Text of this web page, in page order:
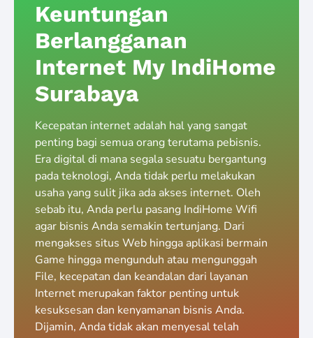
Keuntungan
Berlangganan
Internet My IndiHome
Surabaya
Kecepatan internet adalah hal yang sangat
penting bagi semua orang terutama pebisnis.
Era digital di mana segala sesuatu bergantung
pada teknologi, Anda tidak perlu melakukan
usaha yang sulit jika ada akses internet. Oleh
sebab itu, Anda perlu pasang IndiHome Wifi
agar bisnis Anda semakin tertunjang. Dari
mengakses situs Web hingga aplikasi bermain
Game hingga mengunduh atau mengunggah
File, kecepatan dan keandalan dari layanan
Internet merupakan faktor penting untuk
kesuksesan dan kenyamanan bisnis Anda.
Dijamin, Anda tidak akan menyesal telah